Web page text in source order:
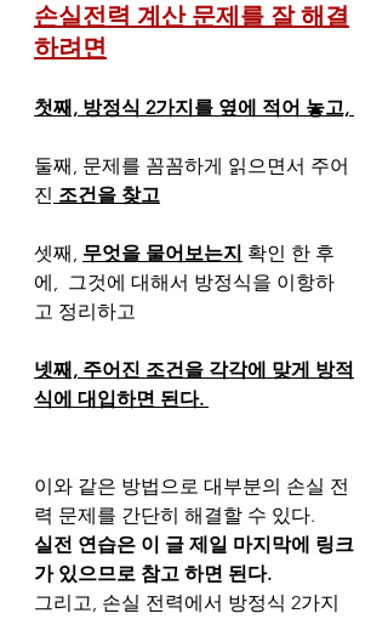
손실전력 계산 문제를 잘 해결
하려면
첫째, 방정식 2가지를 옆에 적어 놓고,
둘째, 문제를 꼼꼼하게 읽으면서 주어
진 조건을 찾고
셋째, 무엇을 물어보는지 확인 한 후
에,  그것에 대해서 방정식을 이항하
고 정리하고
넷째, 주어진 조건을 각각에 맞게 방적
식에 대입하면 된다.
이와 같은 방법으로 대부분의 손실 전
력 문제를 간단히 해결할 수 있다.
실전 연습은 이 글 제일 마지막에 링크
가 있으므로 참고 하면 된다.
그리고, 손실 전력에서 방정식 2가지